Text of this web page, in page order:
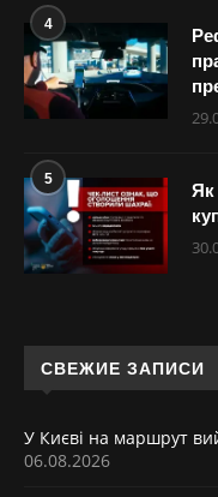
4
5
Як
СВЕЖИЕ ЗАПИСИ
У Києві на маршрут
06.08.2026